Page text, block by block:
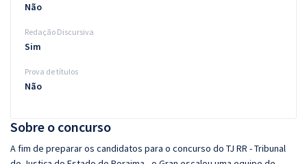
Sobre o concurso
A fim de preparar os candidatos para o concurso do TJ RR - Tribunal
Não
Redação Discursiva
Sim
Prova de títulos
Não